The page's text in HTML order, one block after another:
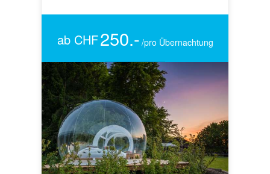
ab CHF250.- /pro Übernachtung